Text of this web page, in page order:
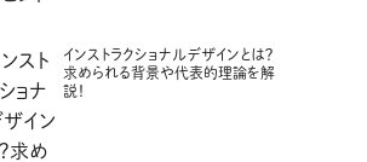
インストラクショナルデザインとは？
求められる背景や代表的理論を解
説！